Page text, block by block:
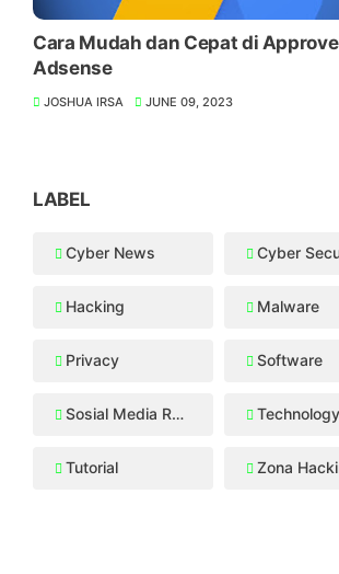
Cara Mudah dan Cepat di
Adsense
JOSHUA IRSA JUNE 09, 2023
LABEL
Cyber News Cyber
Hacking Malware
Privacy Software
Sosial Media Recovery Technology
Tutorial Zona